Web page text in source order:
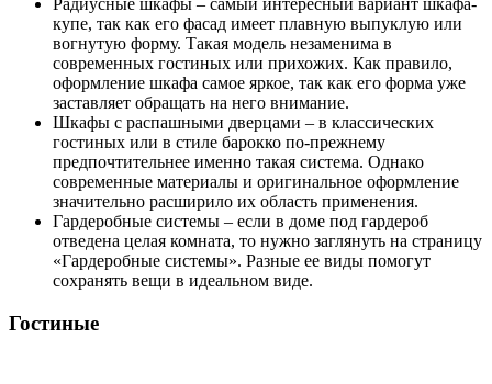
купе, так как его фасад имеет плавную выпуклую или
вогнутую форму. Такая модель незаменима в
современных гостиных или прихожих. Как правило,
оформление шкафа самое яркое, так как его форма уже
заставляет обращать на него внимание.
Шкафы с распашными дверцами – в классических
гостиных или в стиле барокко по-прежнему
предпочтительнее именно такая система. Однако
современные материалы и оригинальное оформление
значительно расширило их область применения.
Гардеробные системы – если в доме под гардероб
отведена целая комната, то нужно заглянуть на страницу
«Гардеробные системы». Разные ее виды помогут
сохранять вещи в идеальном виде.
Гостиные